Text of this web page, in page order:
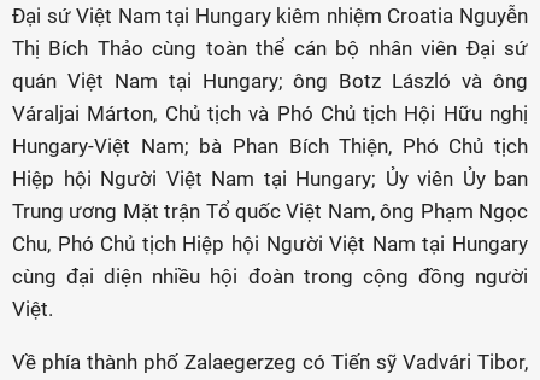
Đại sứ Việt Nam tại Hungary kiêm nhiệm Croatia Nguyễn
Thị Bích Thảo cùng toàn thể cán bộ nhân viên Đại sứ
quán Việt Nam tại Hungary; ông Botz László và ông
Váraljai Márton, Chủ tịch và Phó Chủ tịch Hội Hữu nghị
Hungary-Việt Nam; bà Phan Bích Thiện, Phó Chủ tịch
Hiệp hội Người Việt Nam tại Hungary; Ủy viên Ủy ban
Trung ương Mặt trận Tổ quốc Việt Nam, ông Phạm Ngọc
Chu, Phó Chủ tịch Hiệp hội Người Việt Nam tại Hungary
cùng đại diện nhiều hội đoàn trong cộng đồng người
Việt.
Về phía thành phố Zalaegerzeg có Tiến sỹ Vadvári Tibor,